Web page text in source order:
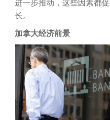
进一步推动，这些因素都
长。
加拿大经济前景